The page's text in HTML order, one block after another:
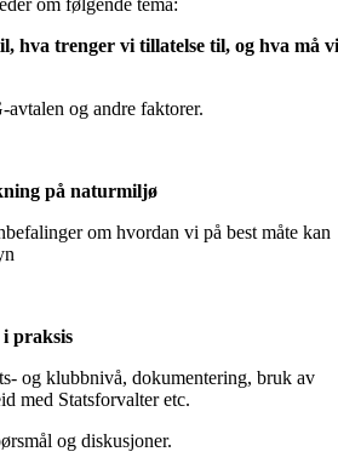
om følgende tema:
hva trenger vi tillatelse til, og hva må vi
og andre faktorer.
på naturmiljø
om hvordan vi på best måte kan
praksis
og klubbnivå, dokumentering, bruk av
med Statsforvalter etc.
og diskusjoner.